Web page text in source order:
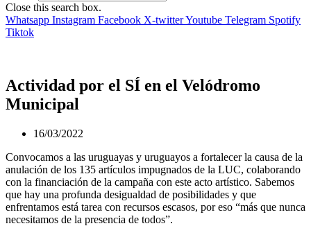
Close this search box.
Whatsapp Instagram Facebook X-twitterYoutube Telegram Spotify
Tiktok
Actividad por el SÍ en el Velódromo
Municipal
16/03/2022
Convocamos a las uruguayas y uruguayos a fortalecer la causa de la
anulación de los 135 artículos impugnados de la LUC, colaborando
con la financiación de la campaña con este acto artístico. Sabemos
que hay una profunda desigualdad de posibilidades y que
enfrentamos está tarea con recursos escasos, por eso “más que nunca
necesitamos de la presencia de todos”.